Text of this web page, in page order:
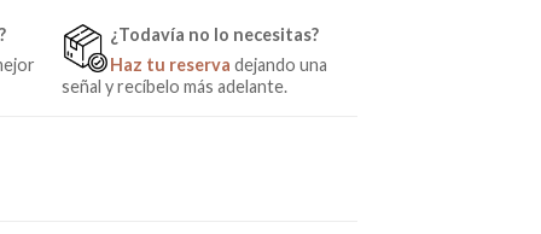
¿Todavía no lo necesitas?
Haz tu reserva dejando una
señal y recíbelo más adelante.